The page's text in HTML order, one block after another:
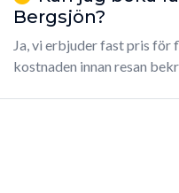
Bergsjön?
Ja, vi erbjuder fast pris för
kostnaden innan resan